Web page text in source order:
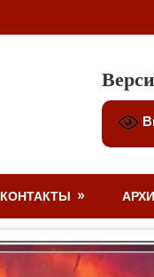
КОНТАКТЫ